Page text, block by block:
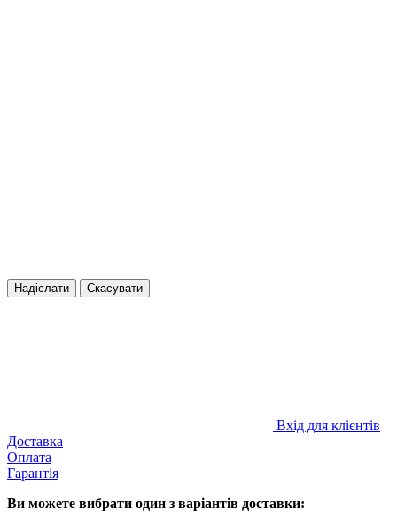
Надіслати Скасувати
Вхід для клієнтів
Доставка
Оплата
Гарантія
Ви можете вибрати один з варіантів доставки: